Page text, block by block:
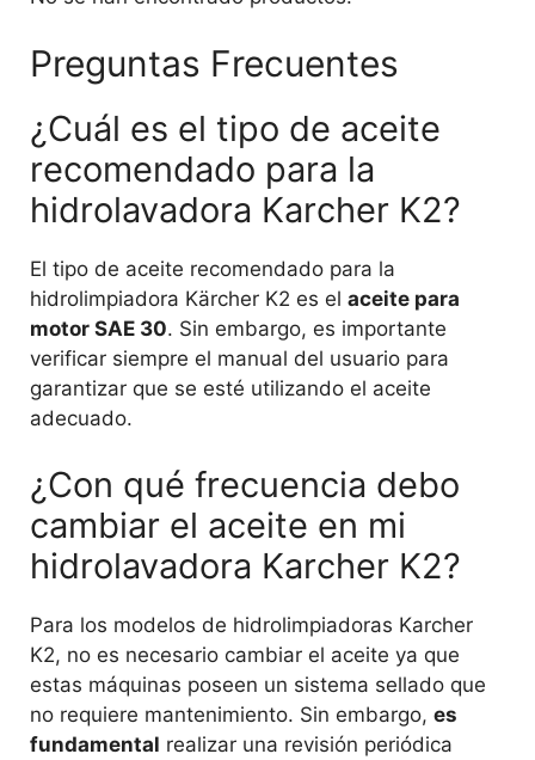
Preguntas Frecuentes
¿Cuál es el tipo de aceite
recomendado para la
hidrolavadora Karcher K2?
El tipo de aceite recomendado para la
hidrolimpiadora Kärcher K2 es el aceite para
motor SAE 30. Sin embargo, es importante
verificar siempre el manual del usuario para
garantizar que se esté utilizando el aceite
adecuado.
¿Con qué frecuencia debo
cambiar el aceite en mi
hidrolavadora Karcher K2?
Para los modelos de hidrolimpiadoras Karcher
K2, no es necesario cambiar el aceite ya que
estas máquinas poseen un sistema sellado que
no requiere mantenimiento. Sin embargo, es
fundamental realizar una revisión periódica